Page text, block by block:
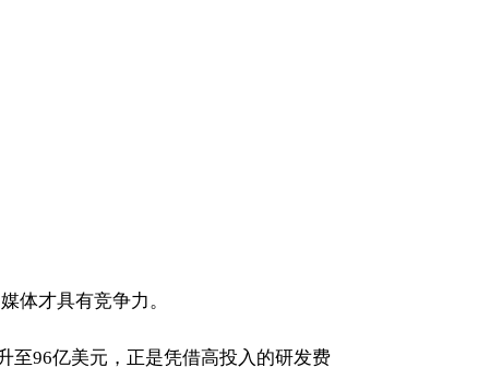
才具有竞争力。
至96亿美元，正是凭借高投入的研发费